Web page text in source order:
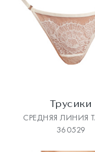
Трусики
СРЕДНЯЯ ЛИНИЯ
360529